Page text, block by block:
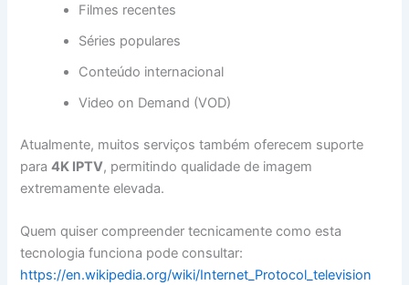
Filmes recentes
Séries populares
Conteúdo internacional
Video on Demand (VOD)
Atualmente, muitos serviços também oferecem suporte
para4K IPTV, permitindo qualidade de imagem
extremamente elevada.
Quem quiser compreender tecnicamente como esta
tecnologia funciona pode consultar:
https://en.wikipedia.org/wiki/Internet_Protocol_television